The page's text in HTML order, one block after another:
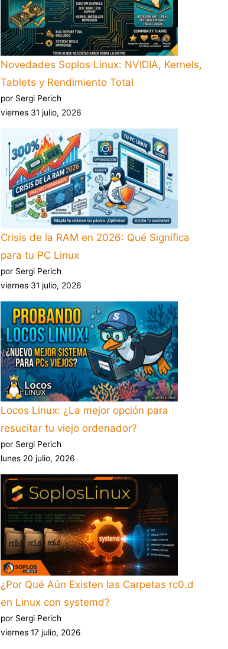
Novedades Soplos Linux: NVIDIA, Kernels,
Tablets y Rendimiento Total
por Sergi Perich
viernes 31 julio, 2026
Crisis de la RAM en 2026: Qué Significa
para tu PC Linux
por Sergi Perich
viernes 31 julio, 2026
Locos Linux: ¿La mejor opción para
resucitar tu viejo ordenador?
por Sergi Perich
lunes 20 julio, 2026
¿Por Qué Aún Existen las Carpetas rc0.d
en Linux con systemd?
por Sergi Perich
viernes 17 julio, 2026